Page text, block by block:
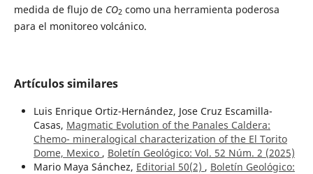
medida de flujo de CO2 como una herramienta poderosa
para el monitoreo volcánico.
Artículos similares
Luis Enrique Ortiz-Hernández, Jose Cruz Escamilla-
Casas, Magmatic Evolution of the Panales Caldera:
Chemo- mineralogical characterization of the El Torito
Dome, Mexico , Boletín Geológico: Vol. 52 Núm. 2 (2025)
Mario Maya Sánchez, Editorial 50(2) , Boletín Geológico: